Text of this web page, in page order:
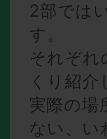
2部では
す。
それぞれ
くり紹介
実際の場
ない、い